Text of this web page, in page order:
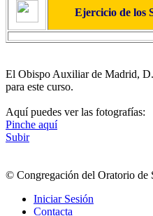
Ejercicio de los
El Obispo Auxiliar de Madrid, D.
para este curso.
Aquí puedes ver las fotografías:
Pinche aquí
Subir
© Congregación del Oratorio de
Iniciar Sesión
Contacta